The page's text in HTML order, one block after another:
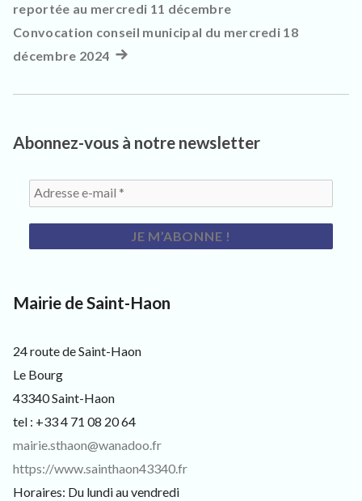
de
l’article
précédent :
reportée au mercredi 11 décembre
Convocation conseil municipal du mercredi 18
décembre 2024Article
Abonnez-vous à notre newsletter
Mairie de Saint-Haon
24 route de Saint-Haon
Le Bourg
43340 Saint-Haon
tel : +33 4 71 08 20 64
mairie.sthaon@wanadoo.fr
https://www.sainthaon43340.fr
Horaires: Du lundi au vendredi